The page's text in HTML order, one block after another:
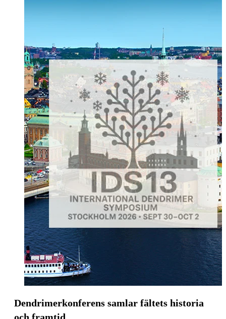
Dendrimerkonferens samlar fältets historia